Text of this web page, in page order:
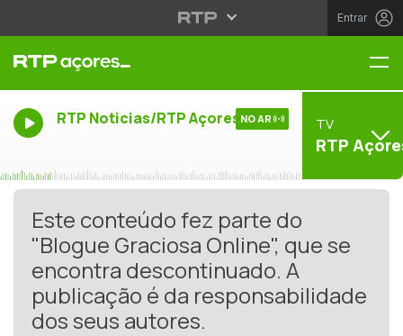
Entrar
RTP Noticias/RTP Açores NO AR TV
RTP
Este conteúdo fez parte do
"Blogue Graciosa Online", que se
encontra descontinuado. A
publicação é da responsabilidade
dos seus autores.